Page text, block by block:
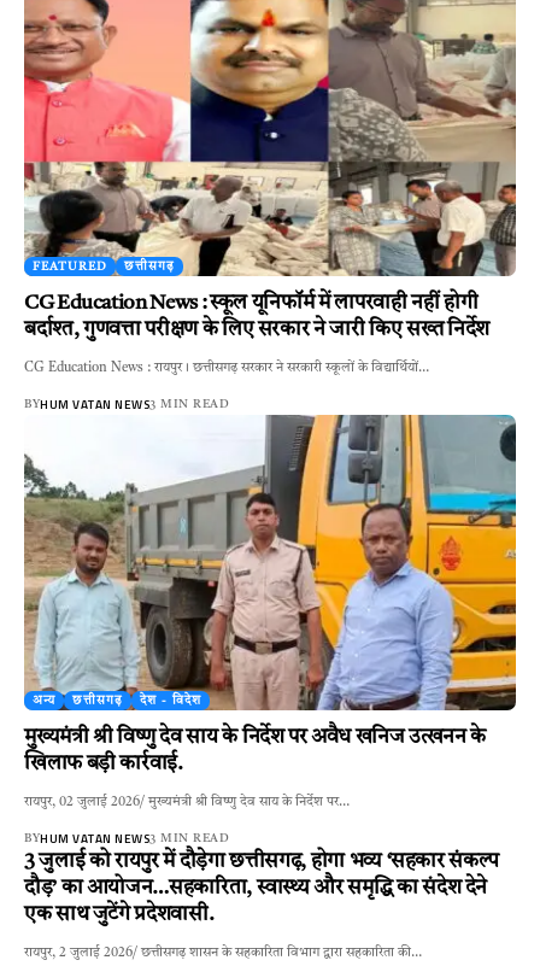
FEATURED छत्तीसगढ़
CG Education News : स्कूल यूनिफॉर्म में लापरवाही नहीं होगी
बर्दाश्त, गुणवत्ता परीक्षण के लिए सरकार ने जारी किए सख्त निर्देश
CG Education News : रायपुर। छत्तीसगढ़ सरकार ने सरकारी स्कूलों के विद्यार्थियों…
BYHUM VATAN NEWS3 MIN READ
अन्य छत्तीसगढ़ देश - विदेश
मुख्यमंत्री श्री विष्णु देव साय के निर्देश पर अवैध खनिज उत्खनन के
खिलाफ बड़ी कार्रवाई.
रायपुर, 02 जुलाई 2026/ मुख्यमंत्री श्री विष्णु देव साय के निर्देश पर…
BYHUM VATAN NEWS3 MIN READ
3 जुलाई को रायपुर में दौड़ेगा छत्तीसगढ़, होगा भव्य ‘सहकार संकल्प
दौड़’ का आयोजन…सहकारिता, स्वास्थ्य और समृद्धि का संदेश देने
एक साथ जुटेंगे प्रदेशवासी.
रायपुर, 2 जुलाई 2026/ छत्तीसगढ़ शासन के सहकारिता विभाग द्वारा सहकारिता की…